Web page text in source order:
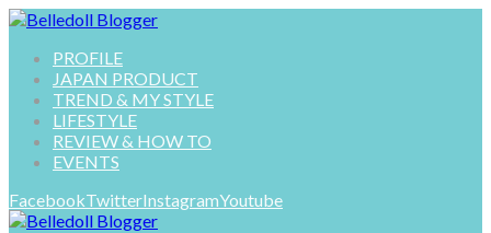
PROFILE
JAPAN PRODUCT
TREND & MY STYLE
LIFESTYLE
REVIEW & HOW TO
EVENTS
FacebookTwitterInstagramYoutube